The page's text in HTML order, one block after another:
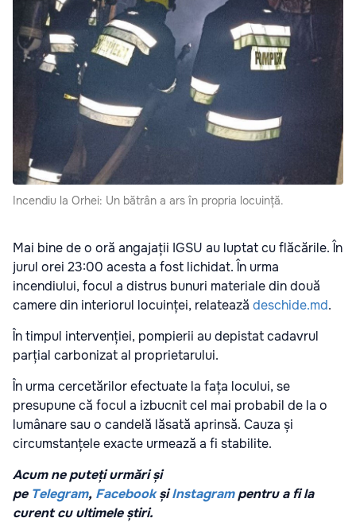
Incendiu la Orhei: Un bătrân a ars în propria locuință.
Mai bine de o oră angajații IGSU au luptat cu flăcările. În
jurul orei 23:00 acesta a fost lichidat. În urma
incendiului, focul a distrus bunuri materiale din două
camere din interiorul locuinței, relatează deschide.md.
În timpul intervenției, pompierii au depistat cadavrul
parțial carbonizat al proprietarului.
În urma cercetărilor efectuate la fața locului, se
presupune că focul a izbucnit cel mai probabil de la o
lumânare sau o candelă lăsată aprinsă. Cauza și
circumstanțele exacte urmează a fi stabilite.
Acum ne puteți urmări și
pe Telegram, Facebook șiInstagrampentru a fi la
curent cu ultimele știri.